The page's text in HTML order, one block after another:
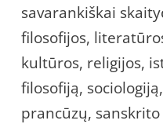
savarankiškai
filosofijos,
kultūros, religijos,
filosofiją,
prancūzų,